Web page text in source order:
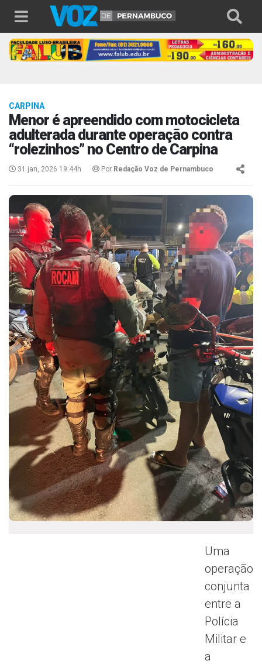
CARPINA
Menor é apreendido com motocicleta
adulterada durante operação contra
“rolezinhos” no Centro de Carpina
31 jan, 2026 19:44h Por Redação Voz de Pernambuco
Uma
operação
conjunta
entre a
Polícia
Militar e
a